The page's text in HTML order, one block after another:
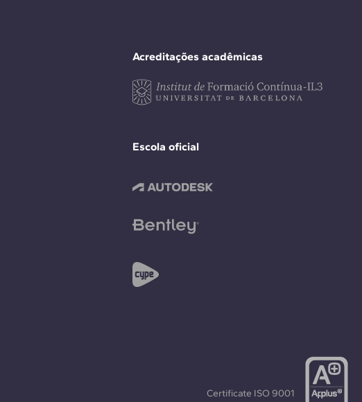
Acreditações acadêmicas
Escola oficial
Certificate ISO 9001